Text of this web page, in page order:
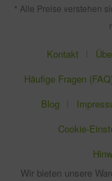
* Alle Preise verstehen
Kontakt
Häufige Fragen (FAQ)
Blog
Cookie-
Wir bieten unsere